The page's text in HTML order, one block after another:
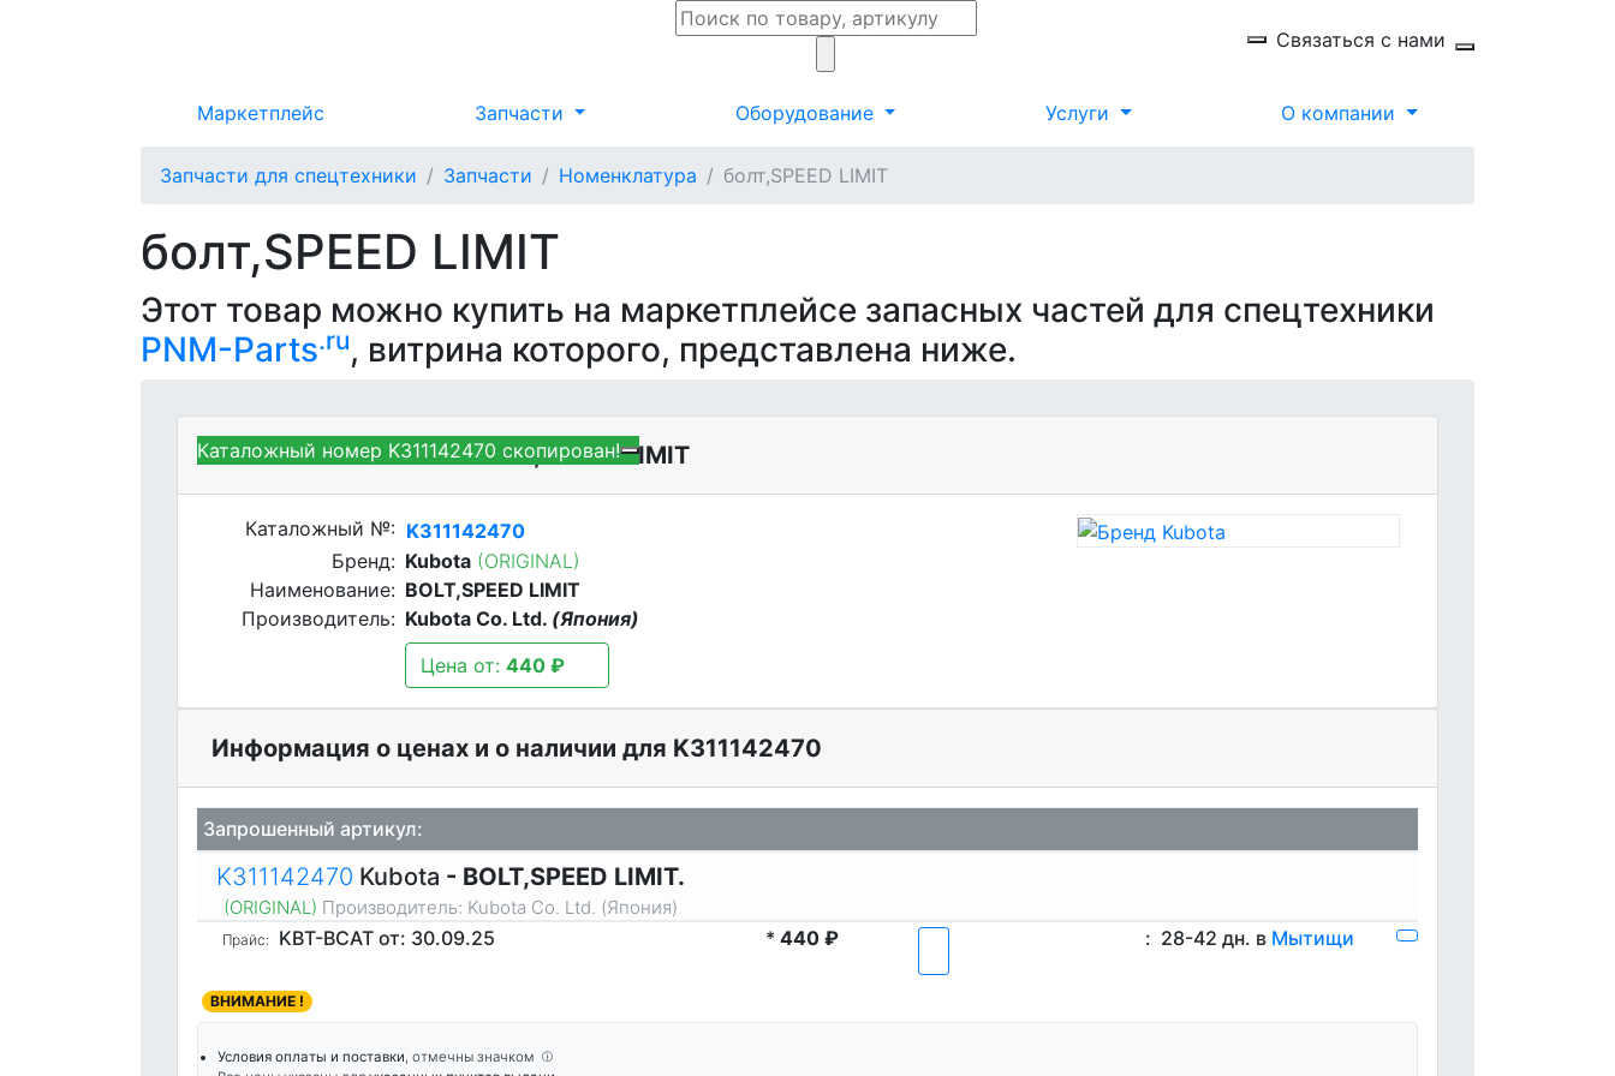
Связаться с нами
Маркетплейс Запчасти Оборудование Услуги О компании
Запчасти для спецтехники Запчасти Номенклатура болт,SPEED LIMIT
болт,SPEED LIMIT
Этот товар можно купить на маркетплейсе запасных частей для спецтехники
PNM-Parts.ru, витрина которого, представлена ниже.
Kubota K311142470 - BOLT,SPEED LIMIT
Каталожный №: K311142470
Бренд: Kubota (ORIGINAL)
Наименование: BOLT,SPEED LIMIT
Производитель: Kubota Co. Ltd. (Япония)
Цена от:440 ₽
Каталожный номер K311142470 скопирован!
Информация о ценах и о наличии для K311142470
Запрошенный артикул:
K311142470 Kubota - BOLT,SPEED LIMIT.
(ORIGINAL) Производитель: Kubota Co. Ltd. (Япония)
Прайс: KBT-BCAT от: 30.09.25 * 440 ₽ : 28-42 дн. в Мытищи
ВНИМАНИЕ !
Условия оплаты и поставки , отмечны значком ⓘ